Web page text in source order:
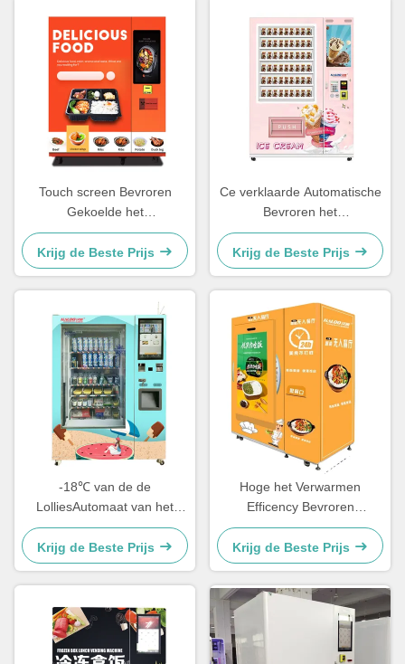
Touch screen Bevroren
Gekoelde het
VleesAutomaat van de
VleesAutomaat -18℃
Krijg de Beste Prijs
Ce verklaarde Automatische
Bevroren het
RoomijsAutomaat van de
RoomijsAutomaat
Krijg de Beste Prijs
-18℃ van de de
LolliesAutomaat van het
bevroren Voedselijs van de
de IjslollyAutomaat de
Automaat van de het Ijskegel
Krijg de Beste Prijs
Hoge het Verwarmen
Efficency Bevroren
VoedselAutomaat voor de
Verkoop Bevroren Automaat
van Dumplines
Krijg de Beste Prijs